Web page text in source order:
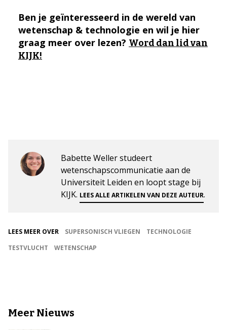
Ben je geïnteresseerd in de wereld van
wetenschap & technologie en wil je hier
graag meer over lezen? Word dan lid van
KIJK!
Babette Weller studeert
wetenschapscommunicatie aan de
Universiteit Leiden en loopt stage bij
KIJK. LEES ALLE ARTIKELEN VAN DEZE AUTEUR.
LEES MEER OVER SUPERSONISCH VLIEGEN
TECHNOLOGIE
TESTVLUCHT
WETENSCHAP
Meer Nieuws